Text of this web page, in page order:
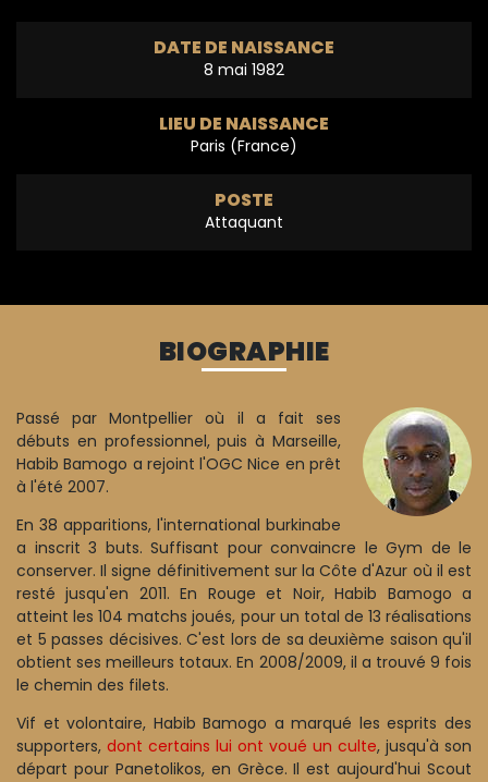
DATE DE NAISSANCE
8 mai 1982
LIEU DE NAISSANCE
Paris (France)
POSTE
Attaquant
BIOGRAPHIE
Passé par Montpellier où il a fait ses
débuts en professionnel, puis à Marseille,
Habib Bamogo a rejoint l'OGC Nice en prêt
à l'été 2007.
En 38 apparitions, l'international burkinabe
a inscrit 3 buts. Suffisant pour convaincre le Gym de le
conserver. Il signe définitivement sur la Côte d'Azur où il est
resté jusqu'en 2011. En Rouge et Noir, Habib Bamogo a
atteint les 104 matchs joués, pour un total de 13 réalisations
et 5 passes décisives. C'est lors de sa deuxième saison qu'il
obtient ses meilleurs totaux. En 2008/2009, il a trouvé 9 fois
le chemin des filets.
Vif et volontaire, Habib Bamogo a marqué les esprits des
supporters, dont certains lui ont voué un culte, jusqu'à son
départ pour Panetolikos, en Grèce. Il est aujourd'hui Scout